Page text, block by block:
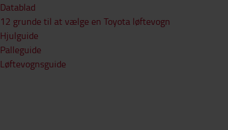
Datablad
12 grunde til at vælge en Toyota løftevogn
Hjulguide
Palleguide
Løftevognsguide